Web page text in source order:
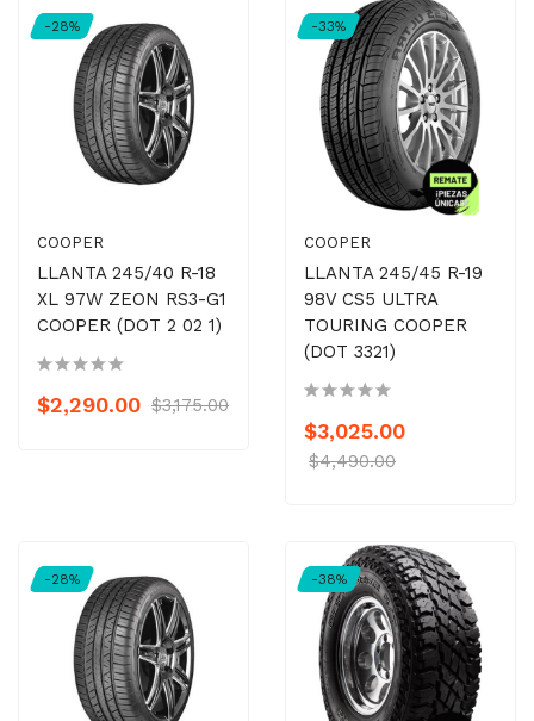
-28%
COOPER
LLANTA 245/40 R-18
XL 97W ZEON RS3-G1
COOPER (DOT 2 02 1)
$2,290.00 $3,175.00
-33%
COOPER
LLANTA 245/45 R-19
98V CS5 ULTRA
TOURING COOPER
(DOT 3321)
$3,025.00
$4,490.00
-28% -38%